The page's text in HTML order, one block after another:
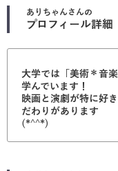
ありちゃん さんの
プロフィール詳細
大学では「美術＊音
学んでいます！
映画と演劇が特に好
だわりがあります
(*^^*)